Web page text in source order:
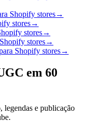
Shopify stores→
stores→
stores→
stores→
Shopify stores→
em 60
e publicação